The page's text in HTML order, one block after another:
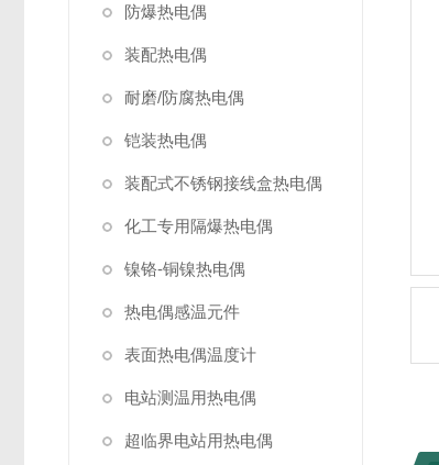
防爆热电偶
装配热电偶
耐磨/防腐热电偶
铠装热电偶
装配式不锈钢接线盒热电偶
化工专用隔爆热电偶
镍铬-铜镍热电偶
热电偶感温元件
表面热电偶温度计
电站测温用热电偶
超临界电站用热电偶